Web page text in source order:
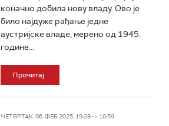
коначно добила нову владу. Ово је
било најдуже рађање једне
аустријске владе, мерено од 1945.
године...
Прочитај
ЧЕТВРТАК, 06. ФЕБ 2025, 19:28 -> 10:59